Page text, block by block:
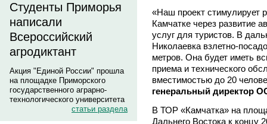
Студенты Приморья
написали
Всероссийский
агродиктант
Акция "Единой России" прошла
на площадке Приморского
государственного аграрно-
технологического университета
статьи раздела
«Наш проект стимулирует
Камчатке через развитие
услуг для туристов. В
Николаевка взлетно-
метров. Она будет иметь
приема и технического
вместимостью до 20
генеральный директор
В ТОР «Камчатка» на
Дальнего Востока к концу